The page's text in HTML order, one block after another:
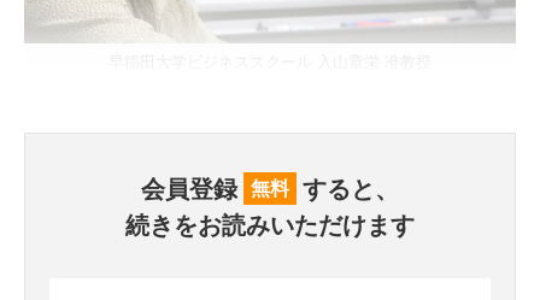
会員登録 無料 すると、
続きをお読みいただけます